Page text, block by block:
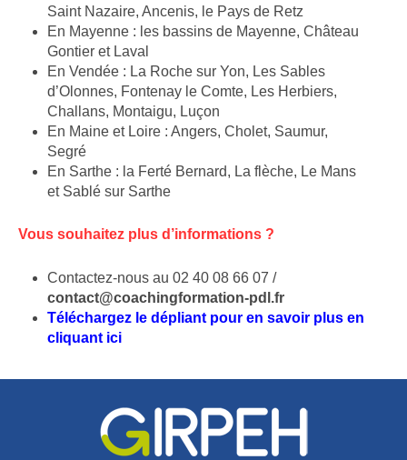
Saint Nazaire, Ancenis, le Pays de Retz
En Mayenne : les bassins de Mayenne, Château
Gontier et Laval
En Vendée : La Roche sur Yon, Les Sables
d’Olonnes, Fontenay le Comte, Les Herbiers,
Challans, Montaigu, Luçon
En Maine et Loire : Angers, Cholet, Saumur,
Segré
En Sarthe : la Ferté Bernard, La flèche, Le Mans
et Sablé sur Sarthe
Vous souhaitez plus d’informations ?
Contactez-nous au 02 40 08 66 07 /
contact@coachingformation-pdl.fr
Téléchargez le dépliant pour en savoir plus en
cliquant ici